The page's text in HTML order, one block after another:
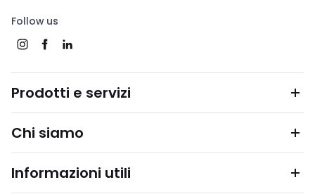
Follow us
Prodotti e servizi
Chi siamo
Informazioni utili